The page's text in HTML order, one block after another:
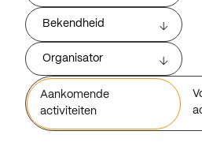
Bekendheid
Organisator
Aankomende
activiteiten